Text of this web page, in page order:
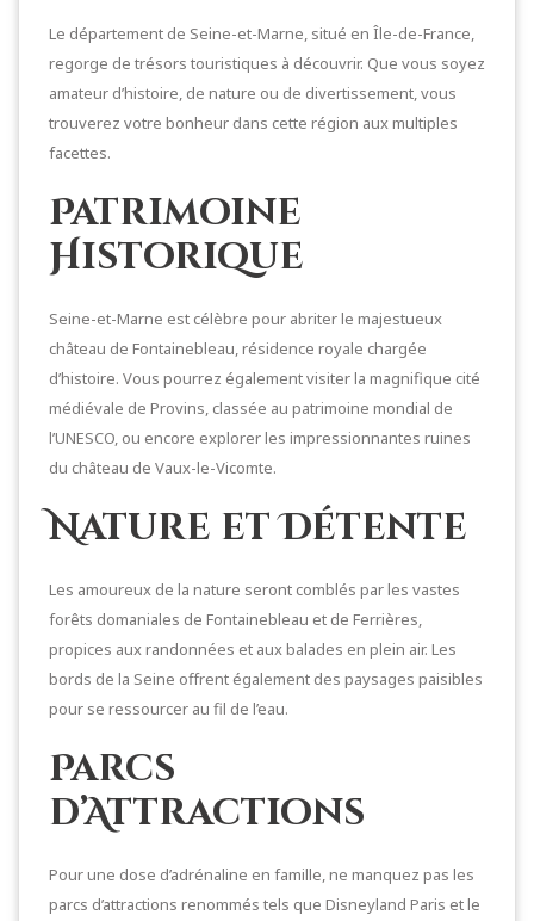
Le département de Seine-et-Marne, situé en Île-de-France,
regorge de trésors touristiques à découvrir. Que vous soyez
amateur d’histoire, de nature ou de divertissement, vous
trouverez votre bonheur dans cette région aux multiples
facettes.
Patrimoine
Historique
Seine-et-Marne est célèbre pour abriter le majestueux
château de Fontainebleau, résidence royale chargée
d’histoire. Vous pourrez également visiter la magnifique cité
médiévale de Provins, classée au patrimoine mondial de
l’UNESCO, ou encore explorer les impressionnantes ruines
du château de Vaux-le-Vicomte.
Nature et Détente
Les amoureux de la nature seront comblés par les vastes
forêts domaniales de Fontainebleau et de Ferrières,
propices aux randonnées et aux balades en plein air. Les
bords de la Seine offrent également des paysages paisibles
pour se ressourcer au fil de l’eau.
Parcs
d’Attractions
Pour une dose d’adrénaline en famille, ne manquez pas les
parcs d’attractions renommés tels que Disneyland Paris et le